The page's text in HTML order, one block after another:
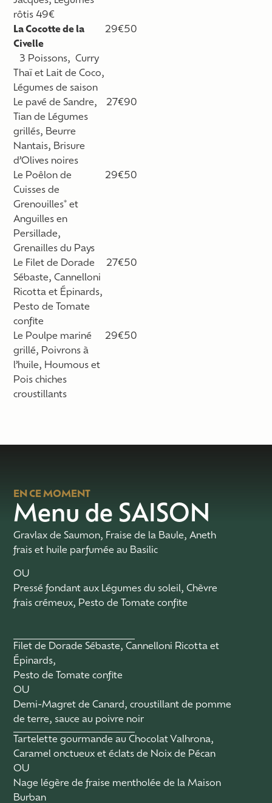
rôtis 49€
La Cocotte de la
Civelle
3 Poissons, Curry
Thaï et Lait de Coco,
Légumes de saison
29€50
Le pavé de Sandre,
Tian de Légumes
grillés, Beurre
Nantais, Brisure
d’Olives noires
27€90
Le Poêlon de
Cuisses de
Grenouilles* et
Anguilles en
Persillade,
Grenailles du Pays
29€50
Le Filet de Dorade
Sébaste, Cannelloni
Ricotta et Épinards,
Pesto de Tomate
confite
27€50
Le Poulpe mariné
grillé, Poivrons à
l’huile, Houmous et
Pois chiches
croustillants
29€50
EN CE MOMENT
Menu de SAISON
Gravlax de Saumon, Fraise de la Baule, Aneth
frais et huile parfumée au Basilic
OU
Pressé fondant aux Légumes du soleil, Chèvre
frais crémeux, Pesto de Tomate confite
Filet de Dorade Sébaste, Cannelloni Ricotta et
Épinards,
Pesto de Tomate confite
OU
Demi-Magret de Canard, croustillant de pomme
de terre, sauce au poivre noir
Tartelette gourmande au Chocolat Valhrona,
Caramel onctueux et éclats de Noix de Pécan
OU
Nage légère de fraise mentholée de la Maison
Burban